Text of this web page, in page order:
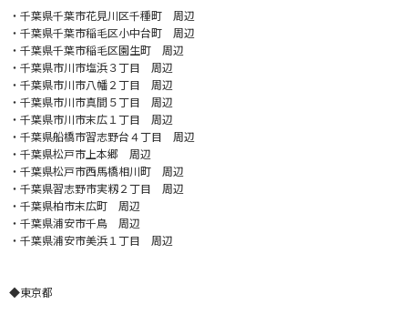
・千葉県千葉市花見川区千種町 周辺
・千葉県千葉市稲毛区小中台町 周辺
・千葉県千葉市稲毛区園生町 周辺
・千葉県市川市塩浜３丁目 周辺
・千葉県市川市八幡２丁目 周辺
・千葉県市川市真間５丁目 周辺
・千葉県市川市末広１丁目 周辺
・千葉県船橋市習志野台４丁目 周辺
・千葉県松戸市上本郷 周辺
・千葉県松戸市西馬橋相川町 周辺
・千葉県習志野市実籾２丁目 周辺
・千葉県柏市末広町 周辺
・千葉県浦安市千鳥 周辺
・千葉県浦安市美浜１丁目 周辺
◆東京都